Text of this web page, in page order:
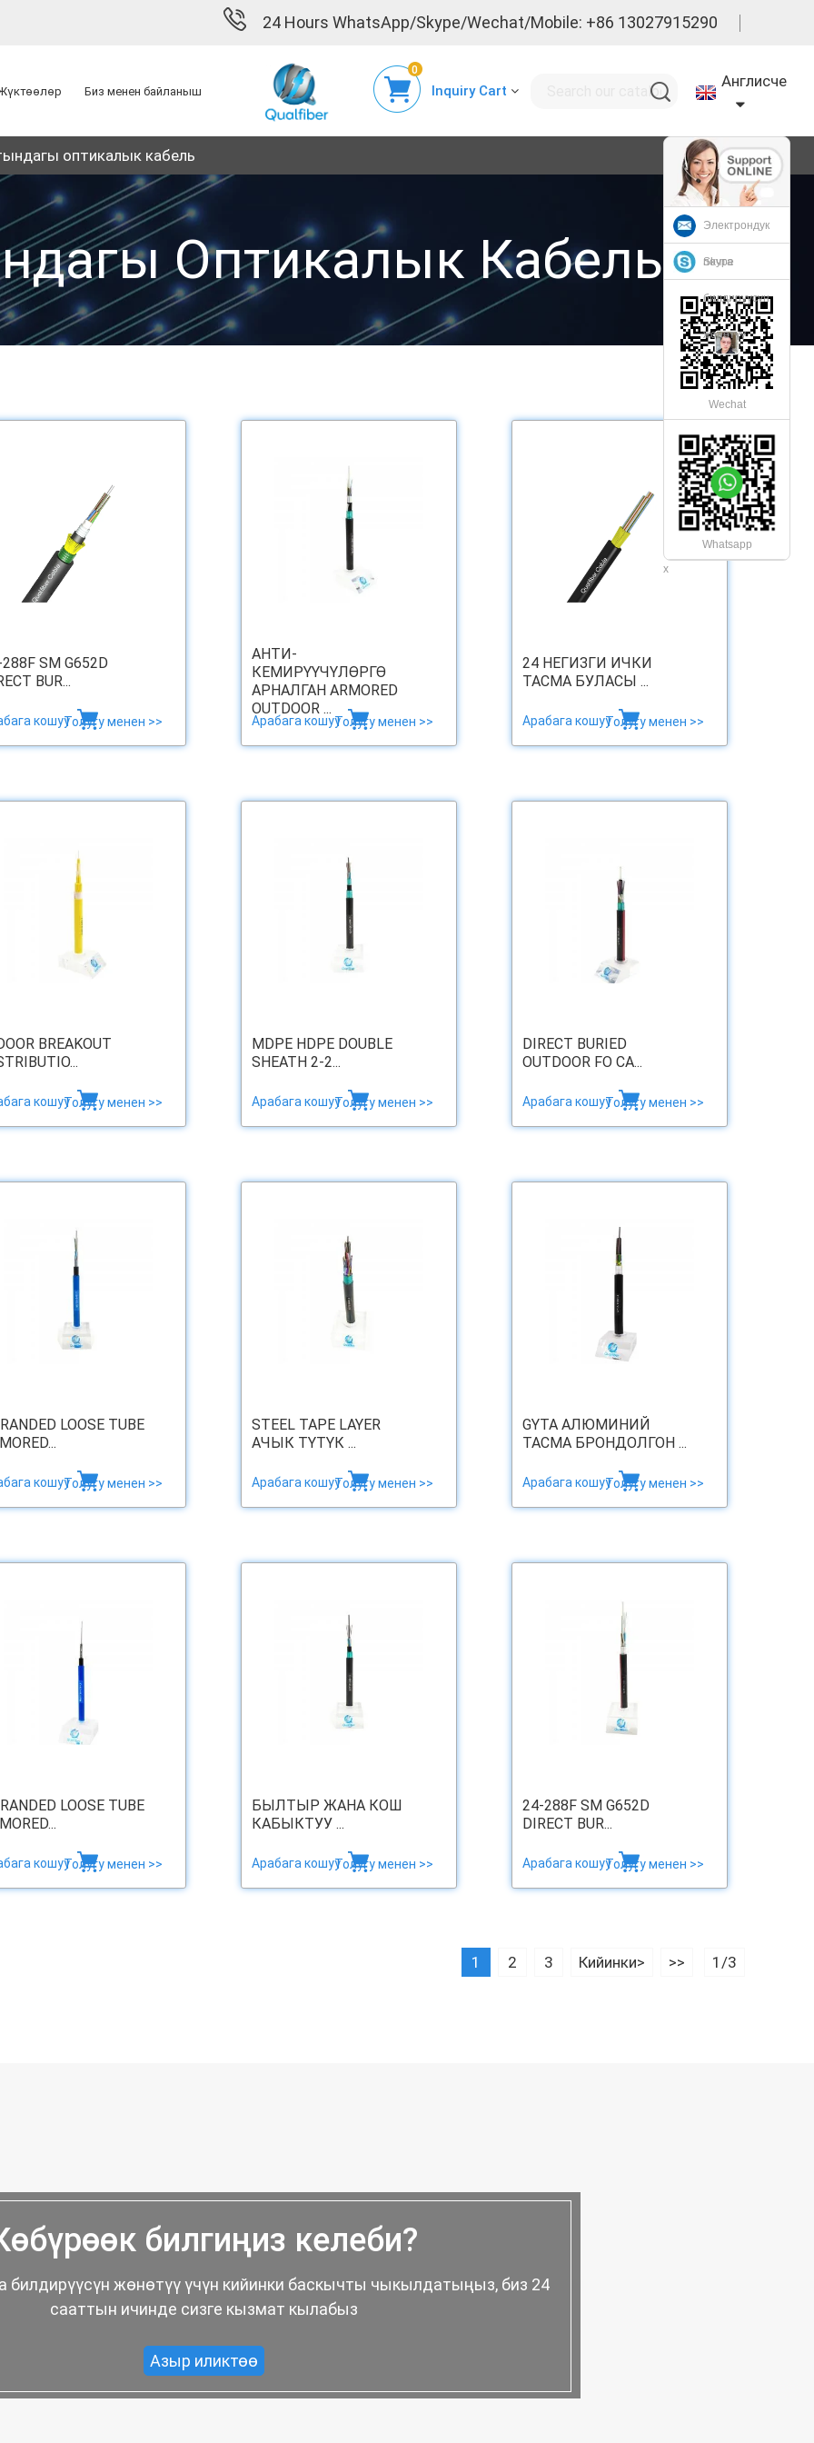
24 Hours WhatsApp/Skype/Wechat/Mobile: +86 13027915290
Биз менен байланыш Inquiry Cart
0
Англисче
оптикалык кабель
Оптикалык Кабель
SM G652D
BUR...
кошууТолугу менен >>
АНТИ-
КЕМИРҮҮЧҮЛӨРГӨ
АРНАЛГАН ARMORED
OUTDOOR ...
Арабага кошууТолугу менен >>
24 НЕГИЗГИ ИЧКИ
ТАСМА БУЛАСЫ ...
Арабага кошууТолугу менен >>
BREAKOUT
кошууТолугу менен >>
MDPE HDPE DOUBLE
SHEATH 2-2...
Арабага кошууТолугу менен >>
DIRECT BURIED
OUTDOOR FO CA...
Арабага кошууТолугу менен >>
LOOSE TUBE
кошууТолугу менен >>
STEEL TAPE LAYER
АЧЫК ТҮТҮК ...
Арабага кошууТолугу менен >>
GYTA АЛЮМИНИЙ
ТАСМА БРОНДОЛГОН ...
Арабага кошууТолугу менен >>
LOOSE TUBE
кошууТолугу менен >>
БЫЛТЫР ЖАНА КОШ
КАБЫКТУУ ...
Арабага кошууТолугу менен >>
24-288F SM G652D
DIRECT BUR...
Арабага кошууТолугу менен >>
1 2 3 Кийинки> >> 1/3
билгиңиз келеби?
билдирүүсүн жөнөтүү үчүн кийинки баскычты чыкылдатыңыз, биз 24
сааттын ичинде сизге кызмат кылабыз
Азыр иликтөө
Электрондук
почта
билдирүүсүн
жөнөтүү
Skype
Wechat
Whatsapp
х